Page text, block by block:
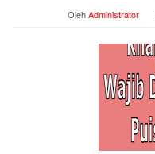
OlehAdministrator